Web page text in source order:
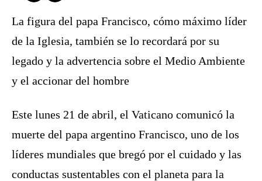
La figura del papa Francisco, cómo máximo líder
de la Iglesia, también se lo recordará por su
legado y la advertencia sobre el Medio Ambiente
y el accionar del hombre
Este lunes 21 de abril, el Vaticano comunicó la
muerte del papa argentino Francisco, uno de los
líderes mundiales que bregó por el cuidado y las
conductas sustentables con el planeta para la